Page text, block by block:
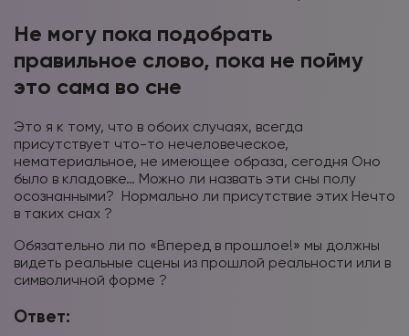
Не могу пока подобрать
правильное слово, пока не пойму
это сама во сне
Это я к тому, что в обоих случаях, всегда
присутствует что-то нечеловеческое,
нематериальное, не имеющее образа, сегодня Оно
было в кладовке… Можно ли назвать эти сны полу
осознанными? Нормально ли присутствие этих Нечто
в таких снах ?
Обязательно ли по «Вперед в прошлое!» мы должны
видеть реальные сцены из прошлой реальности или в
символичной форме ?
Ответ: